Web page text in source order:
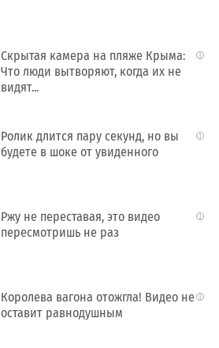
i
Скрытая камера на пляже Крыма:
Что люди вытворяют, когда их не
видят...
i
Ролик длится пару секунд, но вы
будете в шоке от увиденного
i
Ржу не переставая, это видео
пересмотришь не раз
i
Королева вагона отожгла! Видео не
оставит равнодушным